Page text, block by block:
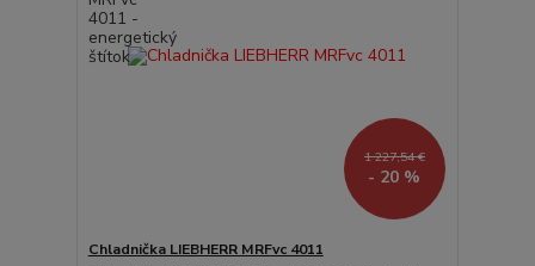
1 227,54 €
- 20 %
Chladnička LIEBHERR MRFvc 4011